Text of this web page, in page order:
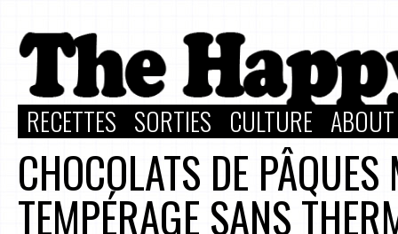
RECETTES SORTIES CULTURE
CHOCOLATS DE
TEMPÉRAGE SANS